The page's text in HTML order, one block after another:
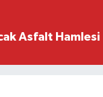
Asfalt Hamlesi